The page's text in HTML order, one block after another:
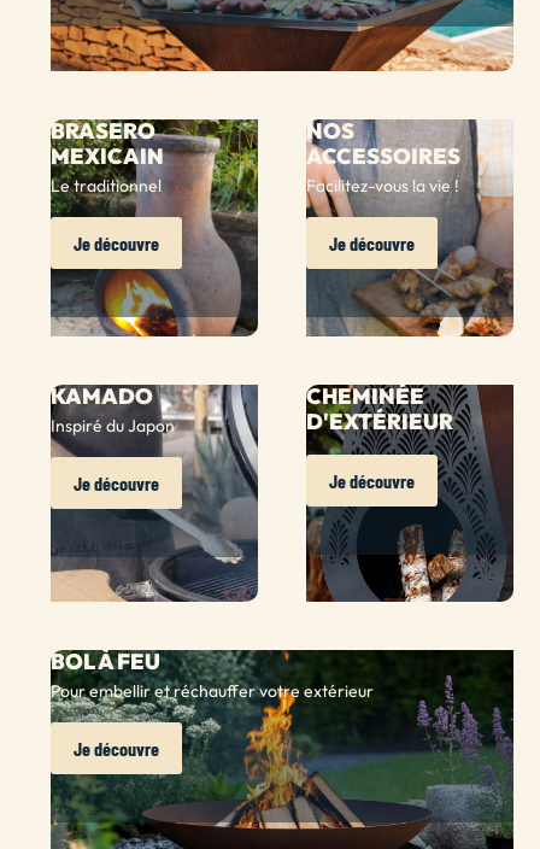
BRASERO
MEXICAIN
Le traditionnel
Je découvre
NOS
ACCESSOIRES
Facilitez-vous la vie !
Je découvre
KAMADO
Inspiré du Japon
Je découvre
CHEMINÉE
D'EXTÉRIEUR
Je découvre
BOL À FEU
Pour embellir et réchauffer votre extérieur
Je découvre